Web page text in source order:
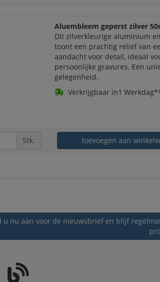
Aluembleem geperst zilver
Dit zilverkleurige aluminium
toont een prachtig reliëf van
aandacht voor detail, ideaal
persoonlijke gravures. Een
gelegenheid.
Verkrijgbaar in1 Werkdag*²
Stk. toevoegen aan
u nu aan voor de nieuwsbrief en blijf